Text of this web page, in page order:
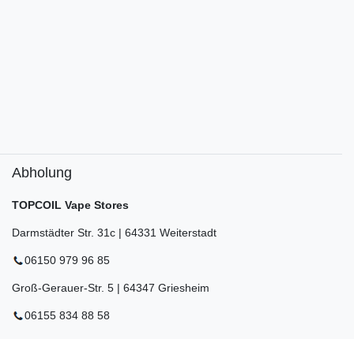
Abholung
TOPCOIL Vape Stores
Darmstädter Str. 31c | 64331 Weiterstadt
06150 979 96 85
Groß-Gerauer-Str. 5 | 64347 Griesheim
06155 834 88 58